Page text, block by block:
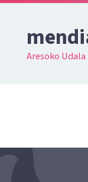
Aresoko Udala